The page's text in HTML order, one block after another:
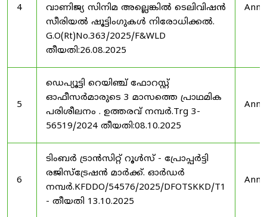
4
വാണിജ്യ സിനിമ അല്ലെങ്കിൽ ടെലിവിഷൻ
സീരിയൽ ഷൂട്ടിംഗുകൾ നിരോധിക്കൽ.
G.O(Rt)No.363/2025/F&WLD
തീയതി:26.08.2025
5
ഡെപ്യൂട്ടി റെയിഞ്ച് ഫോറസ്റ്റ്
ഓഫീസർമാരുടെ 3 മാസത്തെ പ്രാഥമിക
പരിശീലനം . ഉത്തരവ് നമ്പർ.Trg 3-
56519/2024 തീയതി:08.10.2025
6
ടിംബർ ട്രാൻസിറ്റ് റൂൾസ് - പ്രോപ്പർട്ടി
രജിസ്ട്രേഷൻ മാർക്ക്. ഓർഡർ
നമ്പർ.KFDDO/54576/2025/DFOTSKKD/T1
- തീയതി 13.10.2025